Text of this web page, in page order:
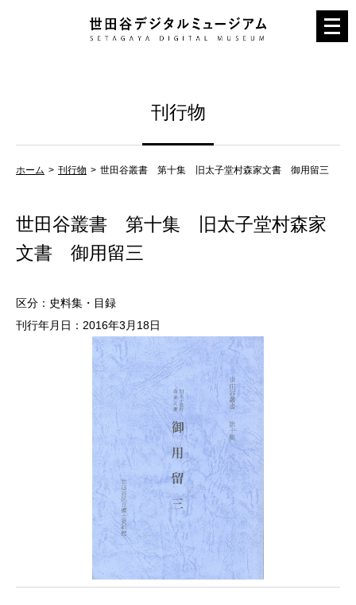
メ
ニ
刊行物
ホーム 刊行物 世田谷叢書 第十集 旧太子堂村森家文書 御用留三
世田谷叢書 第十集 旧太子堂村森家
文書 御用留三
区分：史料集・目録
刊行年月日：2016年3月18日